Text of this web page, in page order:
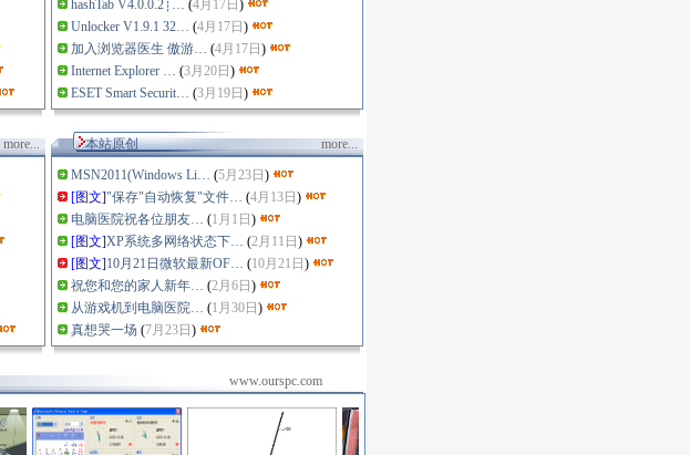
hashTab V4.0.0.2┊… (4月17日 )
Unlocker V1.9.1 32… (4月17日 )
加入浏览器医生 傲游… (4月17日 )
Internet Explorer … (3月20日 )
ESET Smart Securit… (3月19日 )
more...
本站原创
more...
MSN2011(Windows Li… (5月23日 )
[图文]"保存"自动恢复"文件… (4月13日 )
电脑医院祝各位朋友… (1月1日 )
[图文]XP系统多网络状态下… (2月11日 )
[图文]10月21日微软最新OF… (10月21日 )
祝您和您的家人新年… (2月6日 )
从游戏机到电脑医院… (1月30日 )
真想哭一场 (7月23日 )
www.ourspc.com